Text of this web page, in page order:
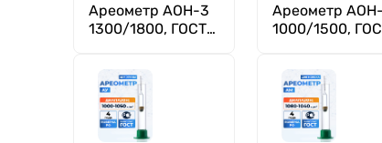
Ареометр АОН-3
1300/1800, ГОСТ
Ареометр
1000/1500,